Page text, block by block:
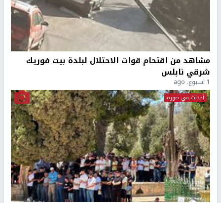
مشاهد من اقتحام قوات الاحتلال لبلدة بيت فوريك
شرقي نابلس
1 اسبوع. ago
أحداث في صورة